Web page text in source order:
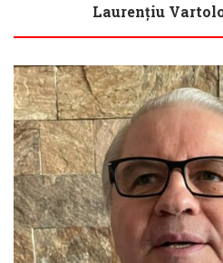
Laurențiu